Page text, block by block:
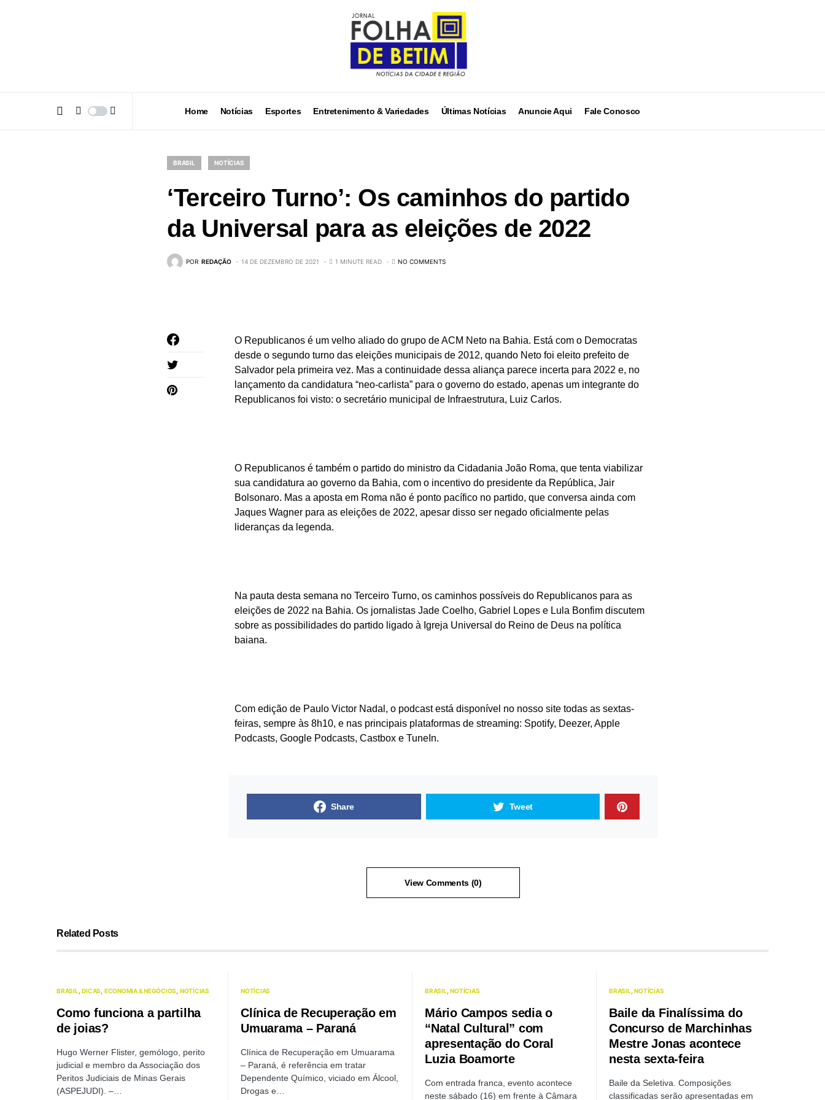
Home Notícias Esportes Entretenimento & Variedades Últimas Notícias Anuncie Aqui Fale Conosco
BRASIL NOTÍCIAS
‘Terceiro Turno’: Os caminhos do partido
da Universal para as eleições de 2022
POR REDAÇÃO 14 DE DEZEMBRO DE 2021 1 MINUTE READ NO COMMENTS
O Republicanos é um velho aliado do grupo de ACM Neto na Bahia. Está com o Democratas
desde o segundo turno das eleições municipais de 2012, quando Neto foi eleito prefeito de
Salvador pela primeira vez. Mas a continuidade dessa aliança parece incerta para 2022 e, no
lançamento da candidatura “neo-carlista” para o governo do estado, apenas um integrante do
Republicanos foi visto: o secretário municipal de Infraestrutura, Luiz Carlos.
O Republicanos é também o partido do ministro da Cidadania João Roma, que tenta viabilizar
sua candidatura ao governo da Bahia, com o incentivo do presidente da República, Jair
Bolsonaro. Mas a aposta em Roma não é ponto pacífico no partido, que conversa ainda com
Jaques Wagner para as eleições de 2022, apesar disso ser negado oficialmente pelas
lideranças da legenda.
Na pauta desta semana no Terceiro Turno, os caminhos possíveis do Republicanos para as
eleições de 2022 na Bahia. Os jornalistas Jade Coelho, Gabriel Lopes e Lula Bonfim discutem
sobre as possibilidades do partido ligado à Igreja Universal do Reino de Deus na política
baiana.
Com edição de Paulo Victor Nadal, o podcast está disponível no nosso site todas as sextas-
feiras, sempre às 8h10, e nas principais plataformas de streaming: Spotify, Deezer, Apple
Podcasts, Google Podcasts, Castbox e TuneIn.
Share Tweet
View Comments (0)
Related Posts
BRASIL DICAS ECONOMIA & NEGÓCIOS NOTÍCIAS
Como funciona a partilha
de joias?
Hugo Werner Flister, gemólogo, perito
judicial e membro da Associação dos
Peritos Judiciais de Minas Gerais
(ASPEJUDI). –…
NOTÍCIAS
Clínica de Recuperação em
Umuarama – Paraná
Clínica de Recuperação em Umuarama
– Paraná, é referência em tratar
Dependente Químico, viciado em Álcool,
Drogas e…
BRASIL NOTÍCIAS
Mário Campos sedia o
“Natal Cultural” com
apresentação do Coral
Luzia Boamorte
Com entrada franca, evento acontece
neste sábado (16) em frente à Câmara
BRASIL NOTÍCIAS
Baile da Finalíssima do
Concurso de Marchinhas
Mestre Jonas acontece
nesta sexta-feira
Baile da Seletiva. Composições
classificadas serão apresentadas em